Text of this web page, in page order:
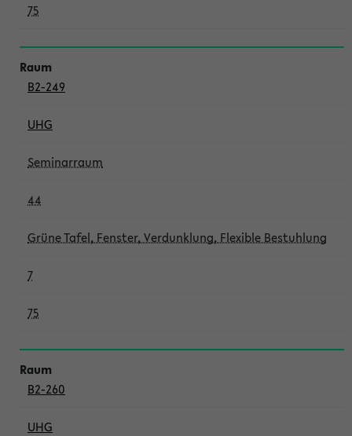
75
B2-249
UHG
Seminarraum
44
Grüne Tafel, Fenster, Verdunklung, Flexible Bestuhlung
7
75
B2-260
UHG